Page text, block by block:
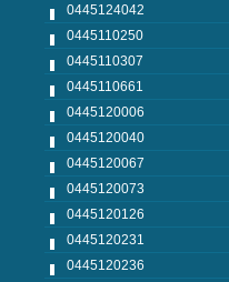
0445124042
0445110250
0445110307
0445110661
0445120006
0445120040
0445120067
0445120073
0445120126
0445120231
0445120236